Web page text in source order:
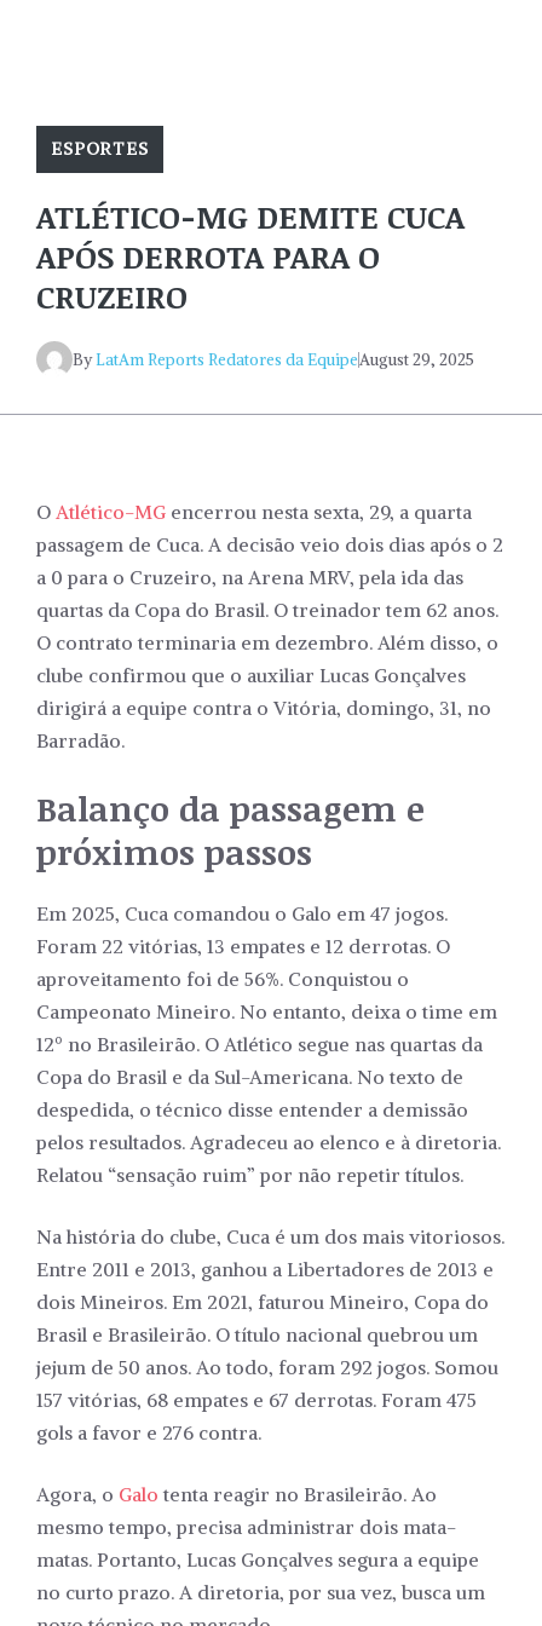
ESPORTES
ATLÉTICO-MG DEMITE CUCA
APÓS DERROTA PARA O
CRUZEIRO
ByLatAm Reports Redatores da EquipeAugust 29, 2025
O Atlético-MG encerrou nesta sexta, 29, a quarta
passagem de Cuca. A decisão veio dois dias após o 2
a 0 para o Cruzeiro, na Arena MRV, pela ida das
quartas da Copa do Brasil. O treinador tem 62 anos.
O contrato terminaria em dezembro. Além disso, o
clube confirmou que o auxiliar Lucas Gonçalves
dirigirá a equipe contra o Vitória, domingo, 31, no
Barradão.
Balanço da passagem e
próximos passos
Em 2025, Cuca comandou o Galo em 47 jogos.
Foram 22 vitórias, 13 empates e 12 derrotas. O
aproveitamento foi de 56%. Conquistou o
Campeonato Mineiro. No entanto, deixa o time em
12º no Brasileirão. O Atlético segue nas quartas da
Copa do Brasil e da Sul-Americana. No texto de
despedida, o técnico disse entender a demissão
pelos resultados. Agradeceu ao elenco e à diretoria.
Relatou “sensação ruim” por não repetir títulos.
Na história do clube, Cuca é um dos mais vitoriosos.
Entre 2011 e 2013, ganhou a Libertadores de 2013 e
dois Mineiros. Em 2021, faturou Mineiro, Copa do
Brasil e Brasileirão. O título nacional quebrou um
jejum de 50 anos. Ao todo, foram 292 jogos. Somou
157 vitórias, 68 empates e 67 derrotas. Foram 475
gols a favor e 276 contra.
Agora, o Galotenta reagir no Brasileirão. Ao
mesmo tempo, precisa administrar dois mata-
matas. Portanto, Lucas Gonçalves segura a equipe
no curto prazo. A diretoria, por sua vez, busca um